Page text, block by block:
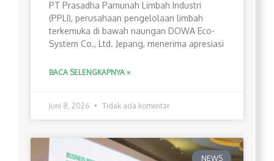
PT Prasadha Pamunah Limbah Industri
(PPLI), perusahaan pengelolaan limbah
terkemuka di bawah naungan DOWA Eco-
System Co., Ltd. Jepang, menerima apresiasi
BACA SELENGKAPNYA »
Juni 8, 2026 Tidak ada komentar
NEWS